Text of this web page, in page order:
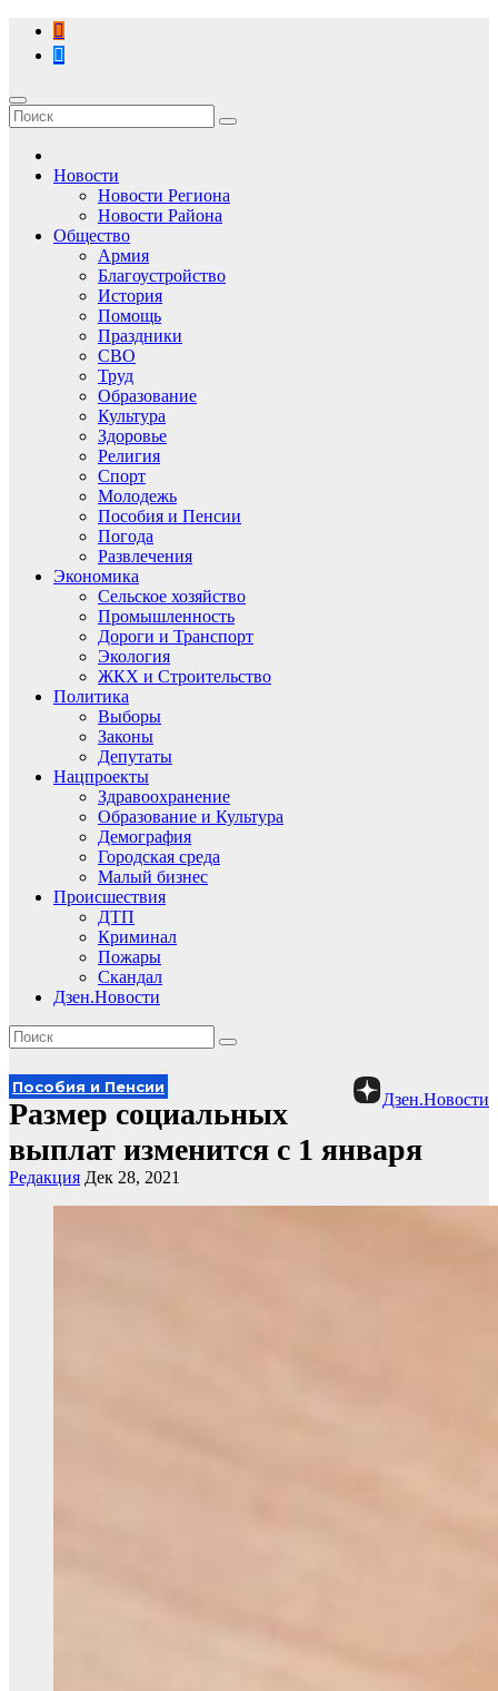
Перейти
содержимому
Новости
Новости Региона
Новости Района
Общество
Армия
Благоустройство
История
Помощь
Праздники
СВО
Труд
Образование
Культура
Здоровье
Религия
Спорт
Молодежь
Пособия и Пенсии
Погода
Развлечения
Экономика
Сельское хозяйство
Промышленность
Дороги и Транспорт
Экология
ЖКХ и Строительство
Политика
Выборы
Законы
Депутаты
Нацпроекты
Здравоохранение
Образование и Культура
Демография
Городская среда
Малый бизнес
Происшествия
ДТП
Криминал
Пожары
Скандал
Дзен.Новости
Дзен.Новости
Пособия и Пенсии
Размер социальных
выплат изменится с 1 января
Редакция Дек 28, 2021